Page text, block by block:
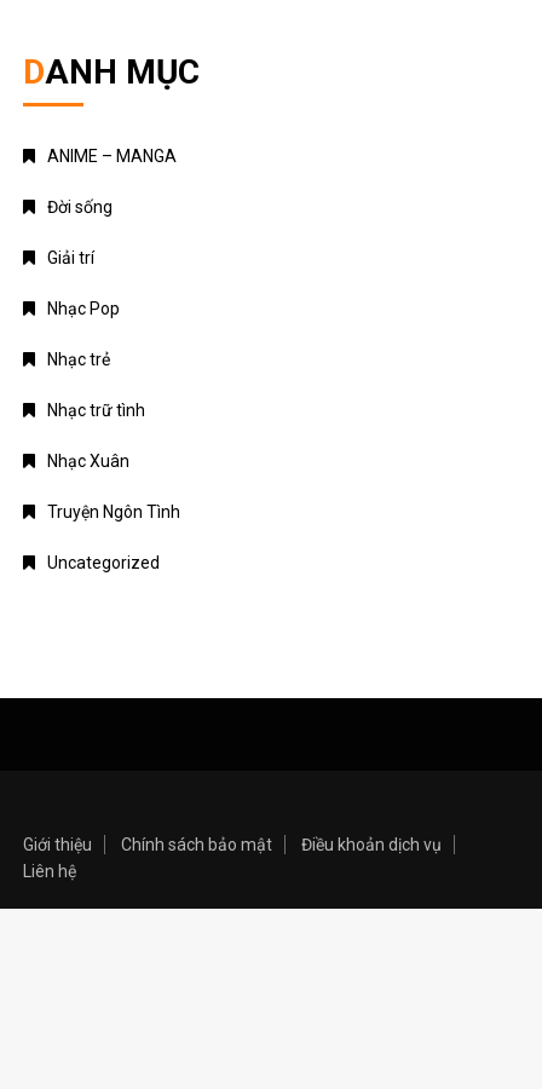
DANH MỤC
ANIME – MANGA
Đời sống
Giải trí
Nhạc Pop
Nhạc trẻ
Nhạc trữ tình
Nhạc Xuân
Truyện Ngôn Tình
Uncategorized
Giới thiệu Chính sách bảo mật
Điều khoản dịch vụ
Liên hệ